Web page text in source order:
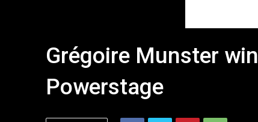
Grégoire Munster
Powerstage